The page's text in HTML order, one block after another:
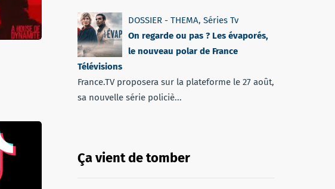
DOSSIER - THEMA, Séries Tv
On regarde ou pas ? Les évaporés,
le nouveau polar de France
Télévisions
France.TV proposera sur la plateforme le 27 août,
sa nouvelle série policiè...
Ça vient de tomber